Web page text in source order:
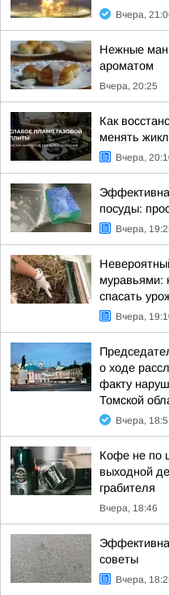
Вчера,
Нежные
ароматом
Вчера, 20:25
Как
менять
Вчера,
посуды:
Вчера,
муравьями:
спасать
Вчера,
о ходе
факту
Томской
Вчера,
Кофе не по
выходной
грабителя
Вчера, 18:46
советы
Вчера,